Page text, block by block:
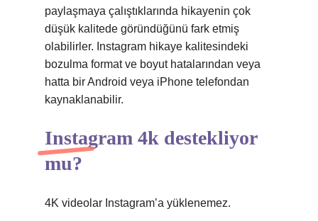
paylaşmaya çalıştıklarında hikayenin çok
düşük kalitede göründüğünü fark etmiş
olabilirler. Instagram hikaye kalitesindeki
bozulma format ve boyut hatalarından veya
hatta bir Android veya iPhone telefondan
kaynaklanabilir.
Instagram 4k destekliyor
mu?
4K videolar Instagram’a yüklenemez.